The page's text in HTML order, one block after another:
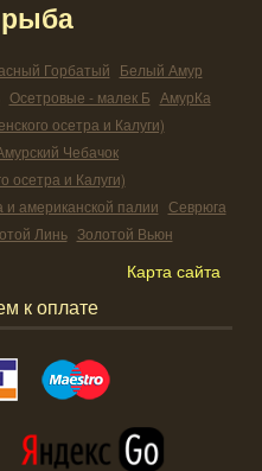
Горбатый Белый Амур
Осетровые - малек Б АмурКа
осетра и Калуги)
Чебачок
осетра и Калуги)
и американской палии Севрюга
Линь Золотой Вьюн
Карта сайта
к оплате